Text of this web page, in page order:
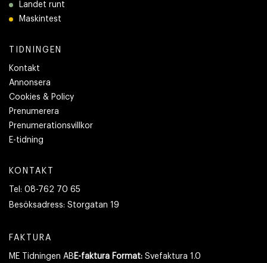
Landet runt
Maskintest
TIDNINGEN
Kontakt
Annonsera
Cookies & Policy
Prenumerera
Prenumerationsvillkor
E-tidning
KONTAKT
Tel: 08-762 70 65
Besöksadress: Storgatan 19
FAKTURA
ME Tidningen AB E-faktura Format: Svefaktura 1.0